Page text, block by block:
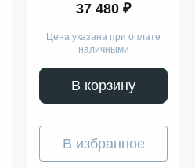
37 480 ₽
Цена указана при оплате
наличными
В корзину
В избранное